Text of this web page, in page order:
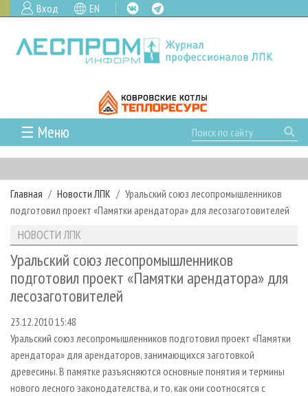
Вход EN
☰ Меню
ГЛАВНАЯ
РУБРИКИ И ТЕМЫ
РУБРИКИ ЖУРНАЛА
ЛЕСОЗАГОТОВКА
ЛЕСОПИЛЕНИЕ
ДЕРЕВООБРАБОТКА
СУШКА ДРЕВЕСИНЫ
ПРОИЗВОДСТВО ДРЕВЕСНЫХ ПЛИТ
ДЕРЕВЯННОЕ ДОМОСТРОЕНИЕ
ПРОИЗВОДСТВО МЕБЕЛИ
НОВОСТИ
НОВОСТИ ЛПК
НОВОСТИ ЖУРНАЛА
НОВОСТИ КОМПАНИЙ
ПРОЕКТЫ ЛПИ
АНАЛИТИКА
ПРЕДПРИЯТИЯ ЛПК
ЛЕСНЫЕ РЕГИОНЫ РОССИИ
ПЕРСОНЫ
МОБИЛЬНЫЕ ВЫСТАВКИ
ОФИЦИАЛЬНЫЕ ДЕЛЕГАЦИИ
ПРИОРИТЕТНЫЕ ИНВЕСТПРОЕКТЫ
АРХИВ ЖУРНАЛОВ
СТАТЬИ
О ЖУРНАЛЕ
ПОДПИСКА
КОНТАКТЫ
РЕКЛАМОДАТЕЛЯМ
РЕКЛАМА
РЕКЛАМА НА САЙТЕ
Главная Новости ЛПК
Уральский союз лесопромышленников
подготовил проект «Памятки арендатора» для лесозаготовителей
НОВОСТИ ЛПК
Уральский союз лесопромышленников
подготовил проект «Памятки арендатора» для
лесозаготовителей
23.12.2010 15:48
Уральский союз лесопромышленников подготовил проект «Памятки
арендатора» для арендаторов, занимающихся заготовкой
древесины. В памятке разъясняются основные понятия и термины
нового лесного законодателства, и то, как они соотносятся с